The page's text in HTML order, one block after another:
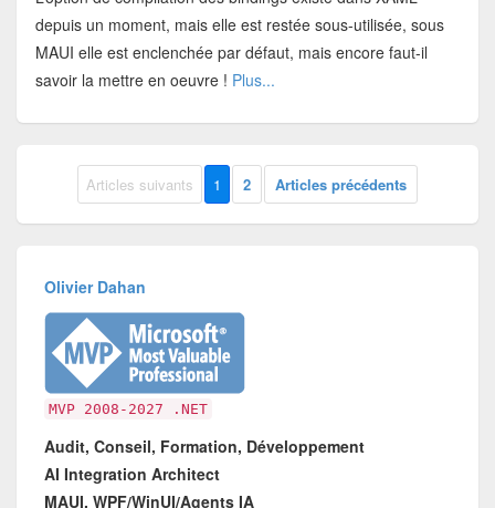
depuis un moment, mais elle est restée sous-utilisée, sous
MAUI elle est enclenchée par défaut, mais encore faut-il
savoir la mettre en oeuvre ! Plus...
Articles suivants 1 2 Articles précédents
Olivier Dahan
MVP 2008-2027 .NET
Audit, Conseil, Formation, Développement
AI Integration Architect
MAUI, WPF/WinUI/Agents IA